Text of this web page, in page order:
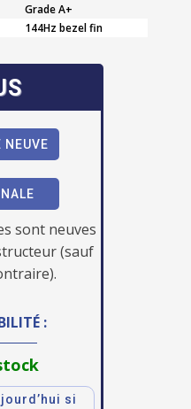
Grade A+
144Hz bezel fin
NEUVE
sont neuves
(sauf
:
si